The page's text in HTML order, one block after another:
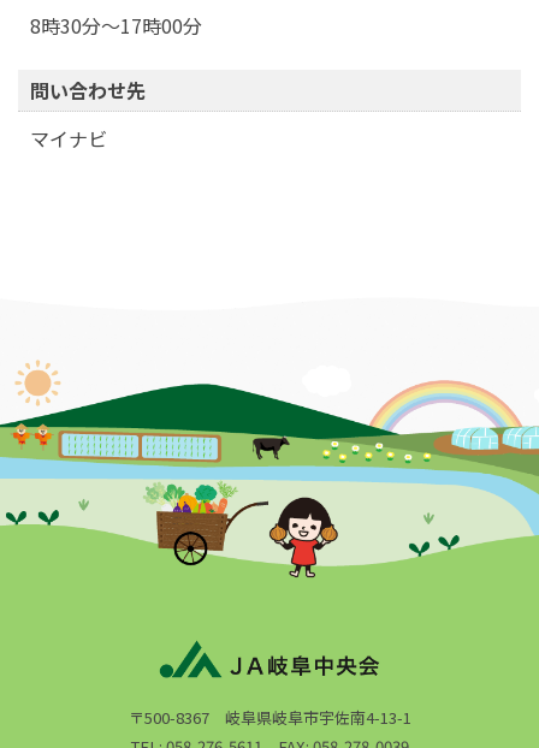
8時30分～17時00分
問い合わせ先
マイナビ
〒500-8367 岐阜県岐阜市宇佐南4-13-1